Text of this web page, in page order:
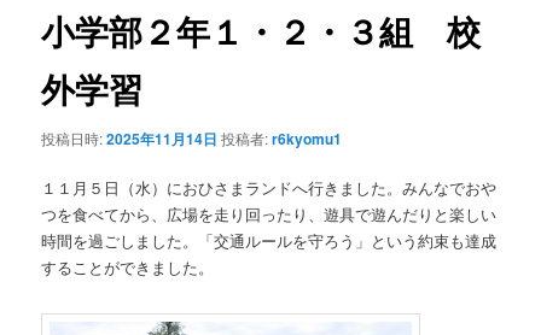
ン
ツ
へ
移
動
ビ
ゲ
小学部２年１・２・３組 校
外学習
投稿日時:2025年11月14日 投稿者:r6kyomu1
１１月５日（水）におひさまランドへ行きました。みんなでおや
つを食べてから、広場を走り回ったり、遊具で遊んだりと楽しい
時間を過ごしました。「交通ルールを守ろう」という約束も達成
することができました。